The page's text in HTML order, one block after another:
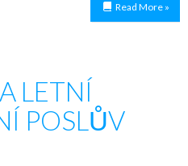
Read More »
LETNÍ
POSLŮV